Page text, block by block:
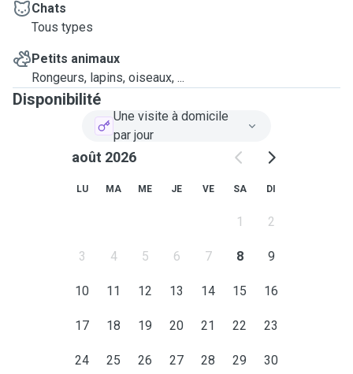
Chats
Tous types
Petits animaux
Rongeurs, lapins, oiseaux, ...
Disponibilité
Une visite à domicile
par jour
août 2026
LU MA ME JE VE SA DI
1 2
3 4 5 6 7 8 9
10 11 12 13 14 15 16
17 18 19 20 21 22 23
24 25 26 27 28 29 30